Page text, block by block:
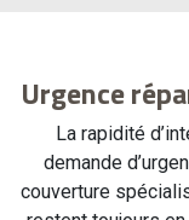
Urgence
La rapidité
demande
couverture